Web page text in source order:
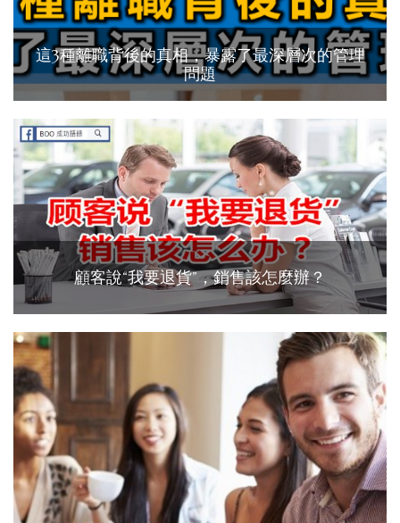
這3種離職背後的真相，暴露了最深層次的管理
問題
顧客說“我要退貨”，銷售該怎麼辦？